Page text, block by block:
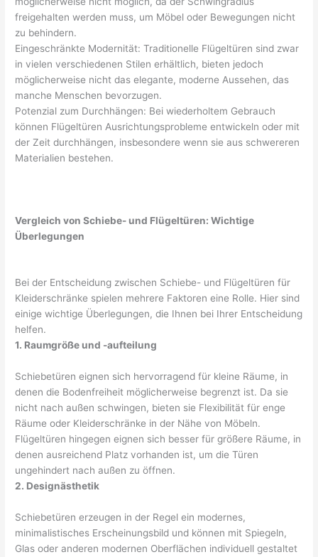
freigehalten werden muss, um Möbel oder Bewegungen nicht
zu behindern.
Eingeschränkte Modernität: Traditionelle Flügeltüren sind zwar
in vielen verschiedenen Stilen erhältlich, bieten jedoch
möglicherweise nicht das elegante, moderne Aussehen, das
manche Menschen bevorzugen.
Potenzial zum Durchhängen: Bei wiederholtem Gebrauch
können Flügeltüren Ausrichtungsprobleme entwickeln oder mit
der Zeit durchhängen, insbesondere wenn sie aus schwereren
Materialien bestehen.
Vergleich von Schiebe- und Flügeltüren: Wichtige
Überlegungen
Bei der Entscheidung zwischen Schiebe- und Flügeltüren für
Kleiderschränke spielen mehrere Faktoren eine Rolle. Hier sind
einige wichtige Überlegungen, die Ihnen bei Ihrer Entscheidung
helfen.
1. Raumgröße und -aufteilung
Schiebetüren eignen sich hervorragend für kleine Räume, in
denen die Bodenfreiheit möglicherweise begrenzt ist. Da sie
nicht nach außen schwingen, bieten sie Flexibilität für enge
Räume oder Kleiderschränke in der Nähe von Möbeln.
Flügeltüren hingegen eignen sich besser für größere Räume, in
denen ausreichend Platz vorhanden ist, um die Türen
ungehindert nach außen zu öffnen.
2. Designästhetik
Schiebetüren erzeugen in der Regel ein modernes,
minimalistisches Erscheinungsbild und können mit Spiegeln,
Glas oder anderen modernen Oberflächen individuell gestaltet